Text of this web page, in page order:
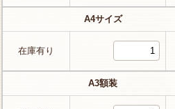
A4サイズ
在庫有り
A3額装